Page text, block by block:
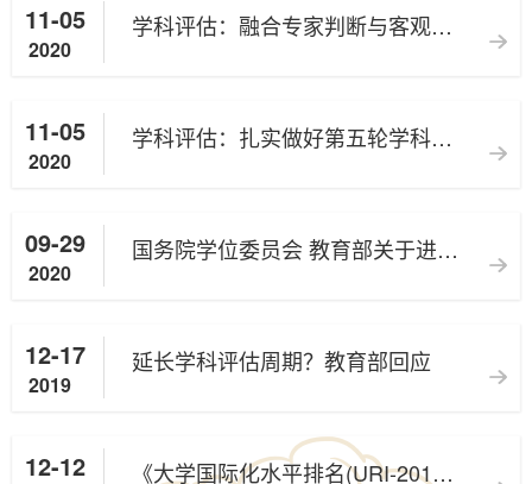
11-05
2020
学科评估：融合专家判断与客观数据的学科评估
11-05
2020
学科评估：扎实做好第五轮学科评估工作，助力高等教育内涵式发展
09-29
2020
国务院学位委员会 教育部关于进一步严格规范学位与研究生教育质量管理的若干意见
12-17
2019
延长学科评估周期？教育部回应
12-12 《大学国际化水平排名(URI-2019)》新鲜出炉